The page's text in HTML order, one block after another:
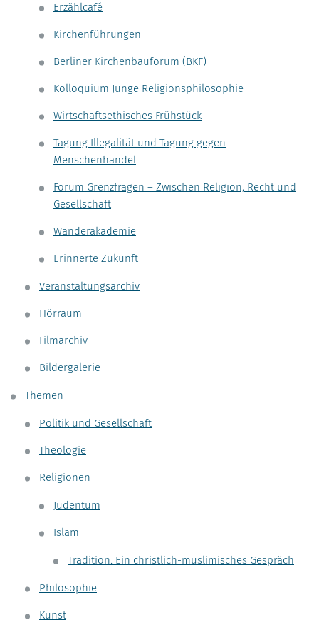
Erzählcafé
Kirchenführungen
Berliner Kirchenbauforum (BKF)
Kolloquium Junge Religionsphilosophie
Wirtschaftsethisches Frühstück
Tagung Illegalität und Tagung gegen
Menschenhandel
Forum Grenzfragen – Zwischen Religion, Recht und
Gesellschaft
Wanderakademie
Erinnerte Zukunft
Veranstaltungsarchiv
Hörraum
Filmarchiv
Bildergalerie
Themen
Politik und Gesellschaft
Theologie
Religionen
Judentum
Islam
Tradition. Ein christlich-muslimisches Gespräch
Philosophie
Kunst